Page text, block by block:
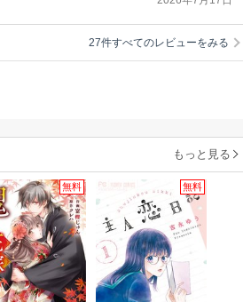
27件すべてのレビューをみる
もっと見る
無料 無料